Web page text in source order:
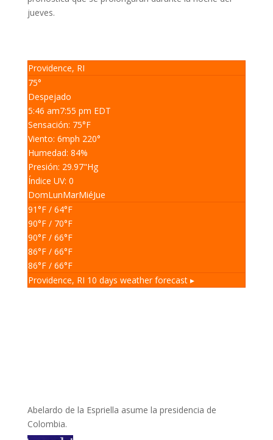
jueves.
Providence, RI
75°
Despejado
5:46 am7:55 pm EDT
Sensación: 75°F
Viento: 6mph 220°
Humedad: 84%
Presión: 29.97"Hg
Índice UV: 0
DomLunMarMiéJue
91°F/ 64°F
90°F/ 70°F
90°F/ 66°F
86°F/ 66°F
86°F/ 66°F
Providence, RI 10 days weather forecast ▸
Abelardo de la Espriella asume la presidencia de
Colombia.